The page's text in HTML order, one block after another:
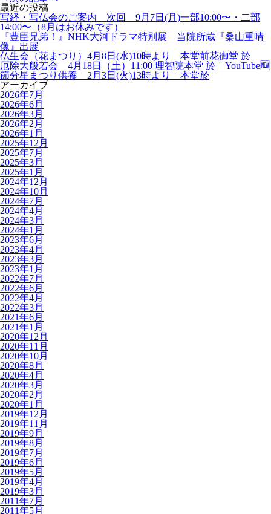
最近の投稿
写経・写仏会のご案内 次回 9月7日(月)一部10:00〜・二部
14:00〜（8月はお休みです）
『豊臣兄弟！』NHK大河ドラマ特別展 当院所蔵『桑山重晴
像』出展
仏生会（花まつり）4月8日(水)10時より 本堂前花御堂 於
厄除大般若会 4月18日（土）11:00 理智院本堂 於 YouTube🆕
節分星まつり供養 2月3日(火)13時より 本堂於
アーカイブ
2026年7月
2026年6月
2026年3月
2026年2月
2026年1月
2025年12月
2025年7月
2025年3月
2025年1月
2024年12月
2024年10月
2024年7月
2024年4月
2024年3月
2024年1月
2023年6月
2023年4月
2023年3月
2023年1月
2022年7月
2022年6月
2022年4月
2022年3月
2021年6月
2021年1月
2020年12月
2020年11月
2020年10月
2020年8月
2020年4月
2020年3月
2020年2月
2020年1月
2019年12月
2019年11月
2019年9月
2019年8月
2019年7月
2019年6月
2019年5月
2019年4月
2019年3月
2011年7月
2011年5月